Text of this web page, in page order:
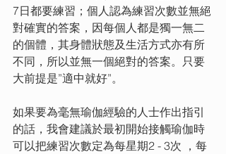
7日都要練習；個人認為練習次數並無絕
對確實的答案，因每個人都是獨一無二
的個體，其身體狀態及生活方式亦有所
不同，所以並無一個絕對的答案。只要
大前提是”適中就好”。
如果要為毫無瑜伽經驗的人士作出指引
的話，我會建議於最初開始接觸瑜伽時
可以把練習次數定為每星期2 - 3次 ，每